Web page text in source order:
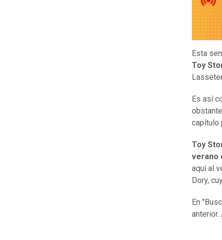
Esta
Toy
Es así
capítulo
Toy
verano
aquí al
Dory,
En
anterior.